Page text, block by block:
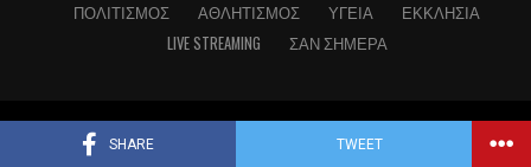
SHARE TWEET
ΠΟΛΙΤΙΣΜΌΣ
ΑΘΛΗΤΙΣΜΌΣ ΥΓΕΊΑ
ΕΚΚΛΗΣΊΑ
LIVE STREAMING
ΣΑΝ ΣΉΜΕΡΑ
Copyright © Dikaiosinisimera.gr 2026